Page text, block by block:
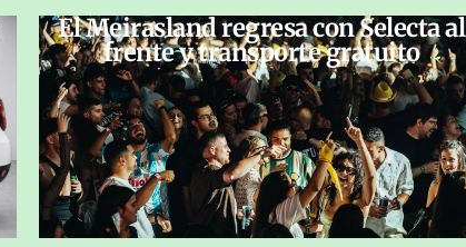
El Meirasland regresa con Selecta al
frente y transporte gratuito